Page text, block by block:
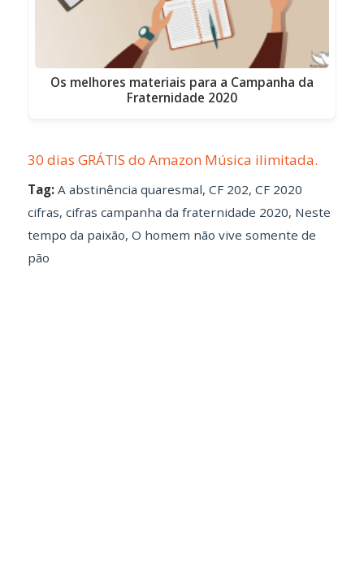
Os melhores materiais para a Campanha da
Fraternidade 2020
30 dias GRÁTIS do Amazon Música ilimitada.
Tag: A abstinência quaresmal, CF 202, CF 2020
cifras, cifras campanha da fraternidade 2020, Neste
tempo da paixão, O homem não vive somente de
pão